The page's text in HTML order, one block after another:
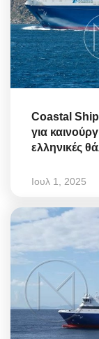
Coastal
για
ελληνικές
Ιουλ 1, 2025